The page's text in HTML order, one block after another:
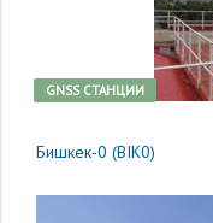
GNSS CТАНЦИИ
Бишкек-0 (BIK0)